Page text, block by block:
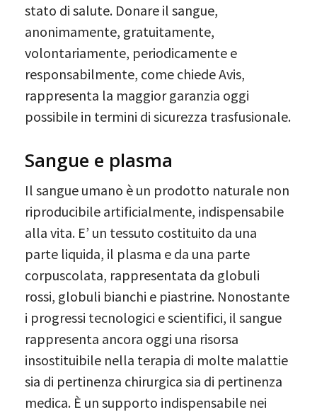
stato di salute. Donare il sangue,
anonimamente, gratuitamente,
volontariamente, periodicamente e
responsabilmente, come chiede Avis,
rappresenta la maggior garanzia oggi
possibile in termini di sicurezza trasfusionale.
Sangue e plasma
Il sangue umano è un prodotto naturale non
riproducibile artificialmente, indispensabile
alla vita. E’ un tessuto costituito da una
parte liquida, il plasma e da una parte
corpuscolata, rappresentata da globuli
rossi, globuli bianchi e piastrine. Nonostante
i progressi tecnologici e scientifici, il sangue
rappresenta ancora oggi una risorsa
insostituibile nella terapia di molte malattie
sia di pertinenza chirurgica sia di pertinenza
medica. È un supporto indispensabile nei